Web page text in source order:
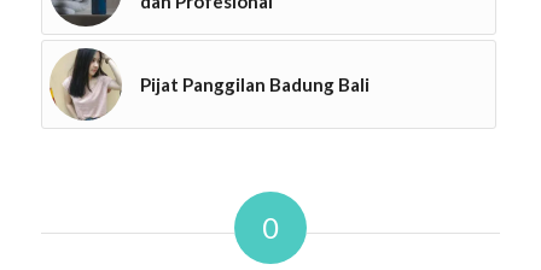
Pijat Panggilan Badung Bali
0